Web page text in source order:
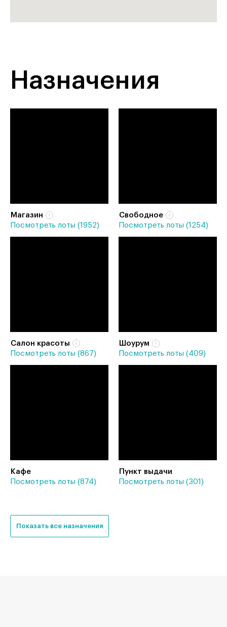
Назначения
Магазин
Посмотреть лоты (1952)
Свободное
Посмотреть лоты (1254)
Салон красоты
Посмотреть лоты (867)
Шоурум
Посмотреть лоты (409)
Кафе
Посмотреть лоты (874)
Пункт выдачи
Посмотреть лоты (301)
Показать все назначения